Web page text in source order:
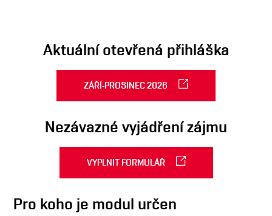
Aktuální otevřená přihláška
ZÁŘÍ-PROSINEC 2026
Nezávazné vyjádření zájmu
VYPLNIT FORMULÁŘ
Pro koho je modul určen